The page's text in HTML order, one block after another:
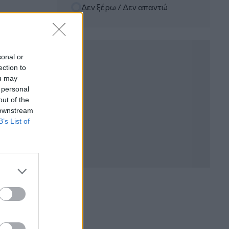
or
to
may
of the
List of
06.08.2026 - 12:22
Kavita Patel - PhARMA Innovation
Forum: Ένα στα πέντε καινοτόμα
Δεν ξέρω / Δεν απαντώ